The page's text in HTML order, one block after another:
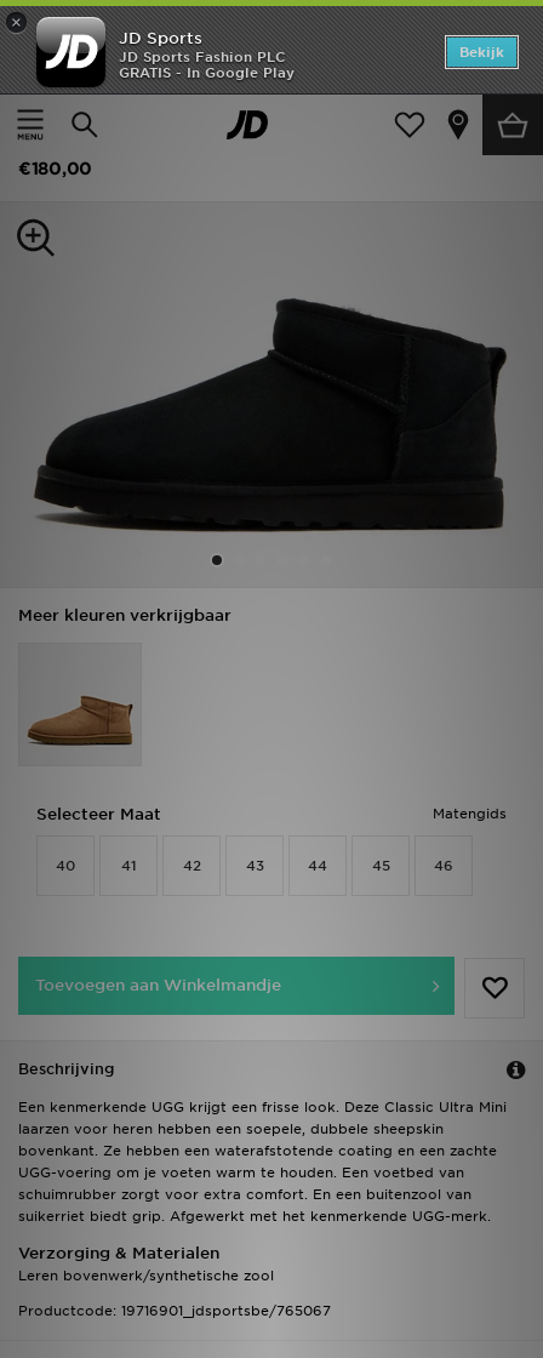
×
JD Sports
JD Sports Fashion PLC
GRATIS - In Google Play
Bekijk
Thuis
Heren Herenschoenen
UGG Classic Ultra Mini
€180,00
Meer kleuren verkrijgbaar
Matengids
Selecteer Maat
40 41 42 43 44 45 46
Toevoegen aan Winkelmandje
Beschrijving
Een kenmerkende UGG krijgt een frisse look. Deze Classic Ultra Mini
laarzen voor heren hebben een soepele, dubbele sheepskin
bovenkant. Ze hebben een waterafstotende coating en een zachte
UGG-voering om je voeten warm te houden. Een voetbed van
schuimrubber zorgt voor extra comfort. En een buitenzool van
suikerriet biedt grip. Afgewerkt met het kenmerkende UGG-merk.
Verzorging & Materialen
Leren bovenwerk/synthetische zool
Productcode: 19716901_jdsportsbe/765067
Home
Offers
Dames
Voetbal
Sports
Mijn JD
Download de app
Wie wij zijn